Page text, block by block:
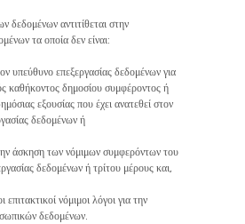
δεδομένων αντιτίθεται στην
τα οποία δεν είναι:
υπεύθυνο επεξεργασίας δεδομένων για
καθήκοντος δημοσίου συμφέροντος ή
εξουσίας που έχει ανατεθεί στον
δεδομένων ή
άσκηση των νόμιμων συμφερόντων του
δεδομένων ή τρίτου μέρους και,
επιτακτικοί νόμιμοι λόγοι για την
δεδομένων.